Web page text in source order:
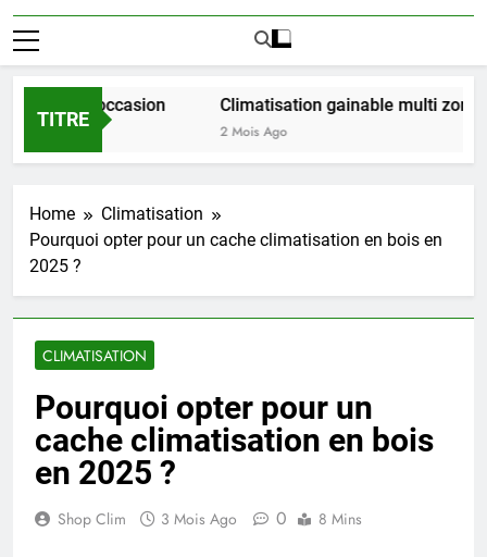
TITRE
d occasion Climatisation gainable multi zones :
2 Mois Ago
Home
Climatisation
Pourquoi opter pour un cache climatisation en bois en
2025 ?
CLIMATISATION
Pourquoi opter pour un
cache climatisation en bois
en 2025 ?
Shop Clim 3 Mois Ago 0 8 Mins